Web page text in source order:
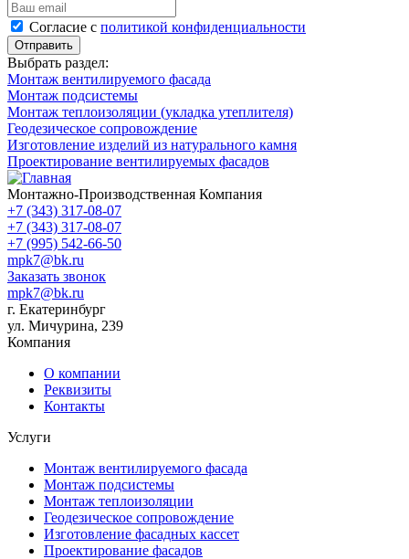
Cогласие с политикой конфиденциальности
Отправить
Выбрать раздел:
Монтаж вентилируемого фасада
Монтаж подсистемы
Монтаж теплоизоляции (укладка утеплителя)
Геодезическое сопровождение
Изготовление изделий из натурального камня
Проектирование вентилируемых фасадов
Монтажно-Производственная Компания
+7 (343) 317-08-07
+7 (343) 317-08-07
+7 (995) 542-66-50
mpk7@bk.ru
Заказать звонок
mpk7@bk.ru
г. Екатеринбург
ул. Мичурина, 239
Компания
О компании
Реквизиты
Контакты
Услуги
Монтаж вентилируемого фасада
Монтаж подсистемы
Монтаж теплоизоляции
Геодезическое сопровождение
Изготовление фасадных кассет
Проектирование фасадов